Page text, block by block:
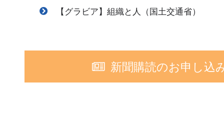
【グラビア】組織と人（国土交通省）
新聞購読のお申し込